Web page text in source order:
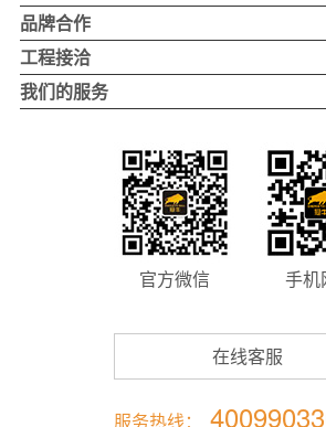
冠牛荣誉
4.0智造
发展历程
整体家居
实景案例
公司新闻
品牌活动
品牌合作
品牌优势
行业优势
工程接洽
企业工程项目
工程项目联系
我们的服务
全国经销商门店查询
官方微信 手机
在线客服
服务热线：